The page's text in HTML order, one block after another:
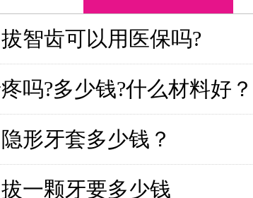
年牙槽骨萎缩，还能镶牙
增量方案+适用条
疗后的牙齿，做牙套要等
同情况的等待时
嘴凸二次矫正有用吗？骨
收的3个关键条
为什么要先拍CT？牙槽